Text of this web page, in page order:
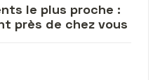
le plus proche :
près de chez vous